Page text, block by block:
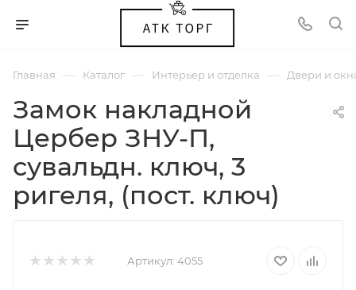
Главная — Каталог — Интерьер и отделка — Двери и
Замок накладной
Цербер ЗНУ-П,
сувальдн. ключ, 3
ригеля, (пост. ключ)
Артикул: 4055